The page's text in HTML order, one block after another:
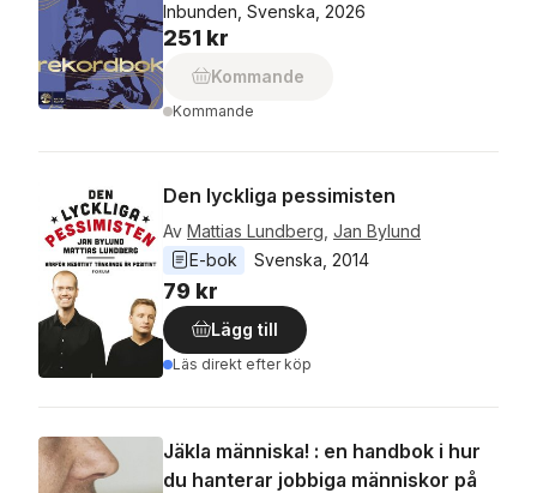
Inbunden, Svenska, 2026
251 kr
Kommande
Kommande
Den lyckliga pessimisten
Av Mattias Lundberg Jan Bylund
E-bok
Svenska 2014
79 kr
Lägg till
Läs direkt efter köp
Jäkla människa! : en handbok i hur
du hanterar jobbiga människor på